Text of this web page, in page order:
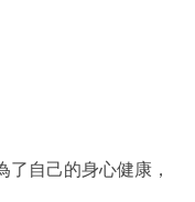
了自己的身心健康，